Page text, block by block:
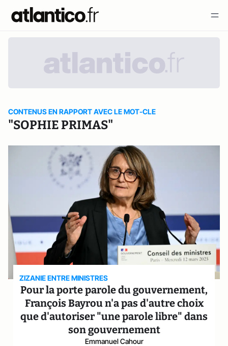
CONTENUS EN RAPPORT AVEC LE MOT-CLE
"SOPHIE PRIMAS"
ZIZANIE ENTRE MINISTRES
Pour la porte parole du gouvernement,
François Bayrou n'a pas d'autre choix
que d'autoriser "une parole libre" dans
son gouvernement
Emmanuel Cahour